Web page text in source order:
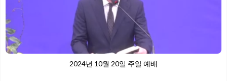
2024년 10월 20일 주일 예배